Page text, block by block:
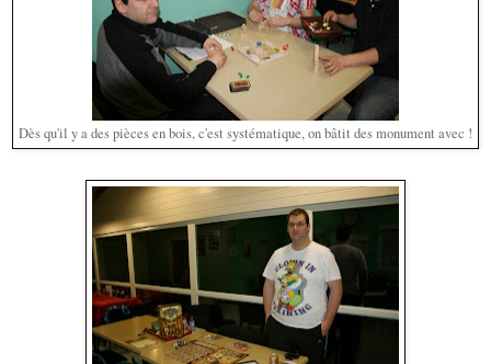
Dès qu'il y a des pièces en bois, c'est systématique, on bâtit des monument avec !